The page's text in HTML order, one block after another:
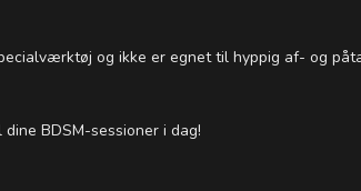
og ikke er egnet til hyppig af- og
BDSM-sessioner i dag!